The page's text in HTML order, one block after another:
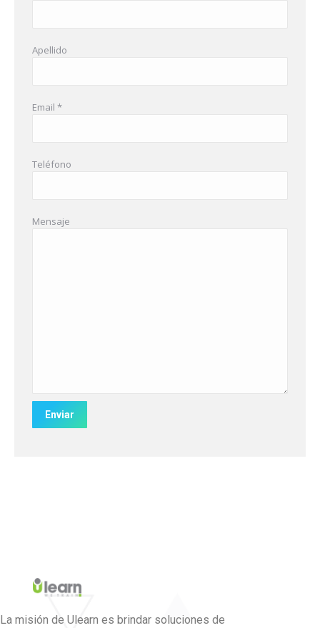
Apellido
Email *
Teléfono
Mensaje
La misión de Ulearn es brindar soluciones de